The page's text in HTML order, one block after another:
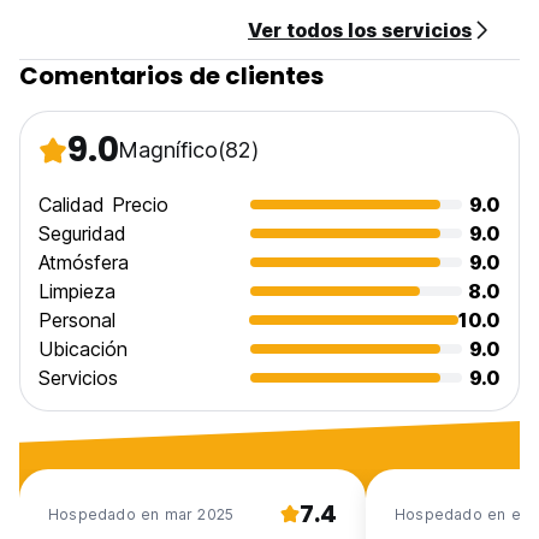
Ver todos los servicios
Comentarios de clientes
9.0Magnífico(82)
Calidad Precio
9.0
Seguridad
9.0
Atmósfera
9.0
Limpieza
8.0
Personal
10.0
Ubicación
9.0
Servicios
9.0
Hospedado en mar 2025 7.4 Hospedado en